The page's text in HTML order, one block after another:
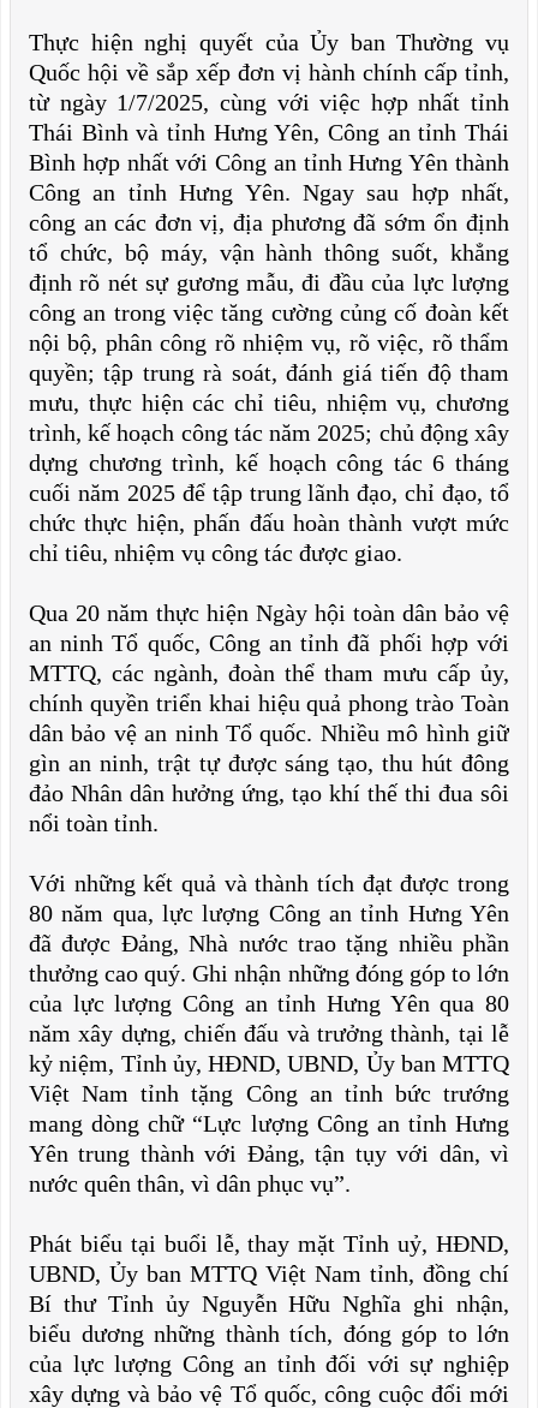
Thực hiện nghị quyết của Ủy ban Thường vụ
Quốc hội về sắp xếp đơn vị hành chính cấp tỉnh,
từ ngày 1/7/2025, cùng với việc hợp nhất tỉnh
Thái Bình và tỉnh Hưng Yên, Công an tỉnh Thái
Bình hợp nhất với Công an tỉnh Hưng Yên thành
Công an tỉnh Hưng Yên. Ngay sau hợp nhất,
công an các đơn vị, địa phương đã sớm ổn định
tổ chức, bộ máy, vận hành thông suốt, khẳng
định rõ nét sự gương mẫu, đi đầu của lực lượng
công an trong việc tăng cường củng cố đoàn kết
nội bộ, phân công rõ nhiệm vụ, rõ việc, rõ thẩm
quyền; tập trung rà soát, đánh giá tiến độ tham
mưu, thực hiện các chỉ tiêu, nhiệm vụ, chương
trình, kế hoạch công tác năm 2025; chủ động xây
dựng chương trình, kế hoạch công tác 6 tháng
cuối năm 2025 để tập trung lãnh đạo, chỉ đạo, tổ
chức thực hiện, phấn đấu hoàn thành vượt mức
chỉ tiêu, nhiệm vụ công tác được giao.
Qua 20 năm thực hiện Ngày hội toàn dân bảo vệ
an ninh Tổ quốc, Công an tỉnh đã phối hợp với
MTTQ, các ngành, đoàn thể tham mưu cấp ủy,
chính quyền triển khai hiệu quả phong trào Toàn
dân bảo vệ an ninh Tổ quốc. Nhiều mô hình giữ
gìn an ninh, trật tự được sáng tạo, thu hút đông
đảo Nhân dân hưởng ứng, tạo khí thế thi đua sôi
nổi toàn tỉnh.
Với những kết quả và thành tích đạt được trong
80 năm qua, lực lượng Công an tỉnh Hưng Yên
đã được Đảng, Nhà nước trao tặng nhiều phần
thưởng cao quý. Ghi nhận những đóng góp to lớn
của lực lượng Công an tỉnh Hưng Yên qua 80
năm xây dựng, chiến đấu và trưởng thành, tại lễ
kỷ niệm, Tỉnh ủy, HĐND, UBND, Ủy ban MTTQ
Việt Nam tỉnh tặng Công an tỉnh bức trướng
mang dòng chữ “Lực lượng Công an tỉnh Hưng
Yên trung thành với Đảng, tận tụy với dân, vì
nước quên thân, vì dân phục vụ”.
Phát biểu tại buổi lễ, thay mặt Tỉnh uỷ, HĐND,
UBND, Ủy ban MTTQ Việt Nam tỉnh, đồng chí
Bí thư Tỉnh ủy Nguyễn Hữu Nghĩa ghi nhận,
biểu dương những thành tích, đóng góp to lớn
của lực lượng Công an tỉnh đối với sự nghiệp
xây dựng và bảo vệ Tổ quốc, công cuộc đổi mới